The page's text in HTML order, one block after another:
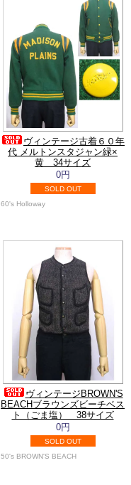
ヴィンテージ古着６０年
代 メルトンスタジャン緑×
黄 34サイズ
0円
SOLD OUT
60's Holloway
ヴィンテージBROWN'S
BEACHブラウンズビーチベス
ト（ごま塩） 38サイズ
0円
SOLD OUT
50's BROWN'S BEACH